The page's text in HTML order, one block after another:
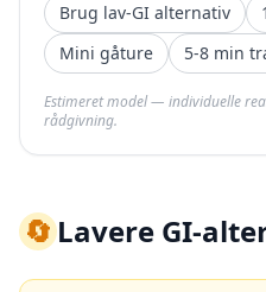
Brug lav-GI alternativ
Mini gåture
5-8 min
Estimeret model — individuelle
rådgivning.
🔄Lavere GI-